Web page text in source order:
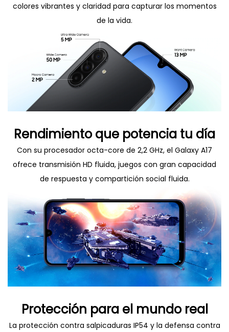
colores vibrantes y claridad para capturar los momentos
de la vida.
Rendimiento que potencia tu día
Con su procesador octa-core de 2,2 GHz, el Galaxy A17
ofrece transmisión HD fluida, juegos con gran capacidad
de respuesta y compartición social fluida.
Protección para el mundo real
La protección contra salpicaduras IP54 y la defensa contra